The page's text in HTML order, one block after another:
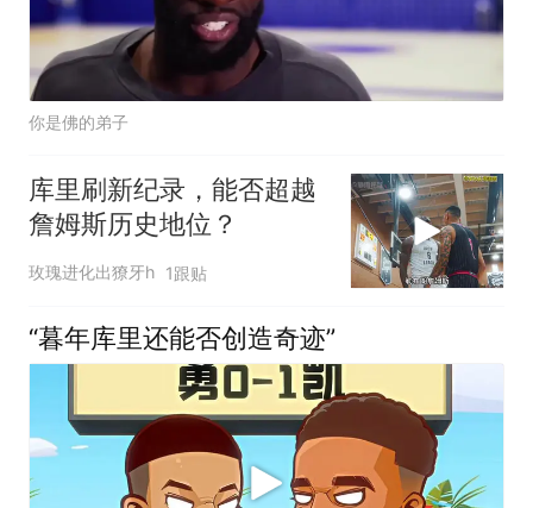
你是佛的弟子
库里刷新纪录，能否超越
詹姆斯历史地位？
玫瑰进化出獠牙h 1跟贴
“暮年库里还能否创造奇迹”